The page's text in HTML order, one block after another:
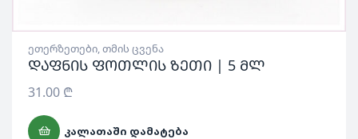
ეთერზეთები,თმის ცვენა
დაფნის ფოთლის ზეთი | 5 მლ
31.00 ₾
ᲙᲐᲚᲐᲗᲐᲨᲘ ᲓᲐᲛᲐᲢᲔᲑᲐ